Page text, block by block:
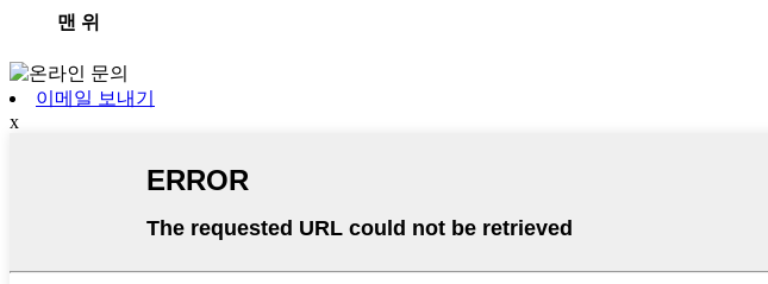
맨 위
이메일 보내기
x